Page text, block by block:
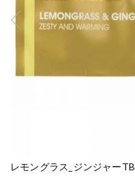
レモングラス_ジンジャーTB